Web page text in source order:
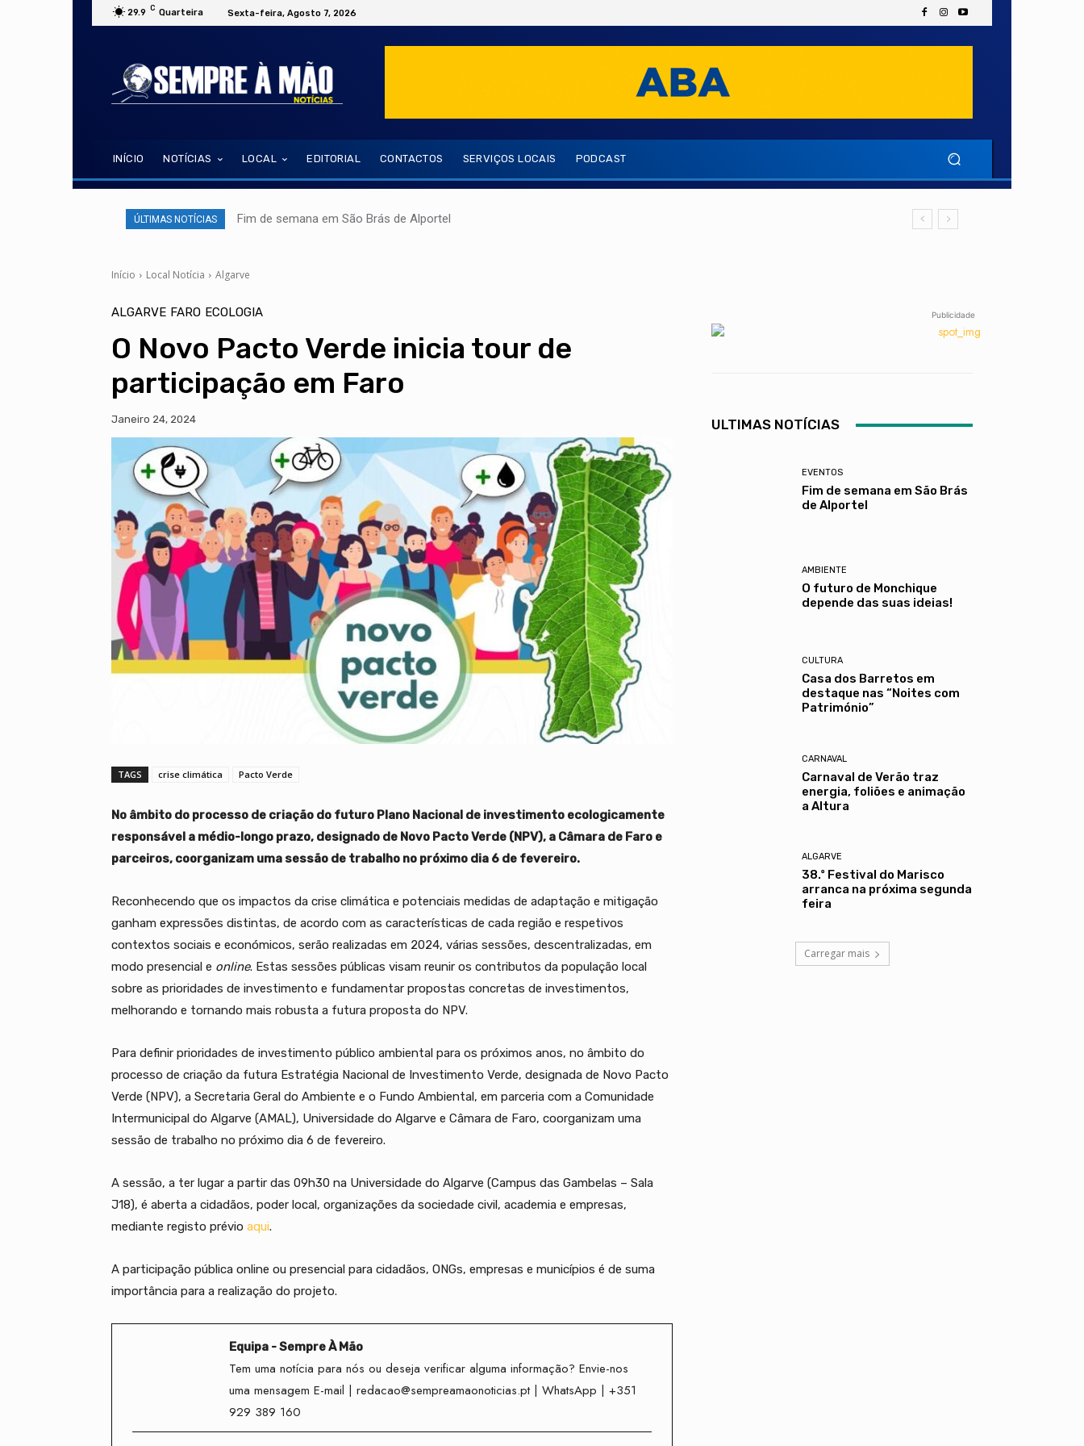
29.9 C Quarteira Sexta-feira, Agosto 7, 2026
INÍCIO NOTÍCIAS LOCAL EDITORIAL CONTACTOS SERVIÇOS LOCAIS PODCAST
ÚLTIMAS NOTÍCIAS Fim de semana em São Brás de Alportel
Início Local Notícia Algarve
ALGARVE FARO ECOLOGIA
O Novo Pacto Verde inicia tour de
participação em Faro
Janeiro 24, 2024
TAGS crise climática Pacto Verde
No âmbito do processo de criação do futuro Plano Nacional de investimento ecologicamente
responsável a médio-longo prazo, designado de Novo Pacto Verde (NPV), a Câmara de Faro e
parceiros, coorganizam uma sessão de trabalho no próximo dia 6 de fevereiro.
Reconhecendo que os impactos da crise climática e potenciais medidas de adaptação e mitigação
ganham expressões distintas, de acordo com as características de cada região e respetivos
contextos sociais e económicos, serão realizadas em 2024, várias sessões, descentralizadas, em
modo presencial e online. Estas sessões públicas visam reunir os contributos da população local
sobre as prioridades de investimento e fundamentar propostas concretas de investimentos,
melhorando e tornando mais robusta a futura proposta do NPV.
Para definir prioridades de investimento público ambiental para os próximos anos, no âmbito do
processo de criação da futura Estratégia Nacional de Investimento Verde, designada de Novo Pacto
Verde (NPV), a Secretaria Geral do Ambiente e o Fundo Ambiental, em parceria com a Comunidade
Intermunicipal do Algarve (AMAL), Universidade do Algarve e Câmara de Faro, coorganizam uma
sessão de trabalho no próximo dia 6 de fevereiro.
A sessão, a ter lugar a partir das 09h30 na Universidade do Algarve (Campus das Gambelas – Sala
J18), é aberta a cidadãos, poder local, organizações da sociedade civil, academia e empresas,
mediante registo prévio aqui.
A participação pública online ou presencial para cidadãos, ONGs, empresas e municípios é de suma
importância para a realização do projeto.
Equipa - Sempre À Mão
Tem uma notícia para nós ou deseja verificar alguma informação? Envie-nos
uma mensagem E-mail | redacao@sempreamaonoticias.pt | WhatsApp | +351
929 389 160
Publicidade
ULTIMAS NOTÍCIAS
EVENTOS
Fim de semana em São Brás
de Alportel
AMBIENTE
O futuro de Monchique
depende das suas ideias!
CULTURA
Casa dos Barretos em
destaque nas “Noites com
Património”
CARNAVAL
Carnaval de Verão traz
energia, foliões e animação
a Altura
ALGARVE
38.º Festival do Marisco
arranca na próxima segunda
feira
Carregar mais